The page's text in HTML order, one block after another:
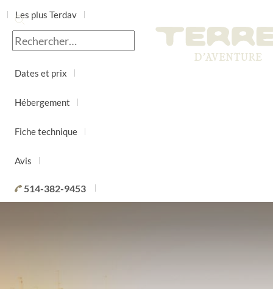
Les plus Terdav
Jour par jour
Dates et prix
Hébergement
Fiche technique
Avis
514-382-9453